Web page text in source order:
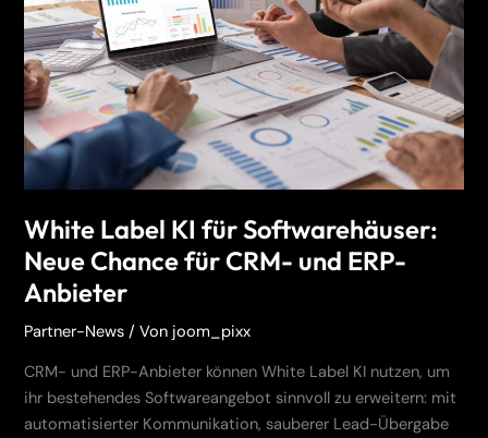
White Label KI für Softwarehäuser:
Neue Chance für CRM- und ERP-
Anbieter
Partner-News / Von joom_pixx
CRM- und ERP-Anbieter können White Label KI nutzen, um
ihr bestehendes Softwareangebot sinnvoll zu erweitern: mit
automatisierter Kommunikation, sauberer Lead-Übergabe
Softwarehäuser:
Neue
Chance
für
CRM-
und
ERP-
Anbieter